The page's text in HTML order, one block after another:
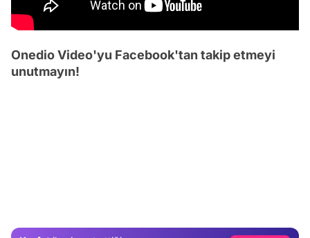
Onedio Video'yu Facebook'tan takip etmeyi
unutmayın!